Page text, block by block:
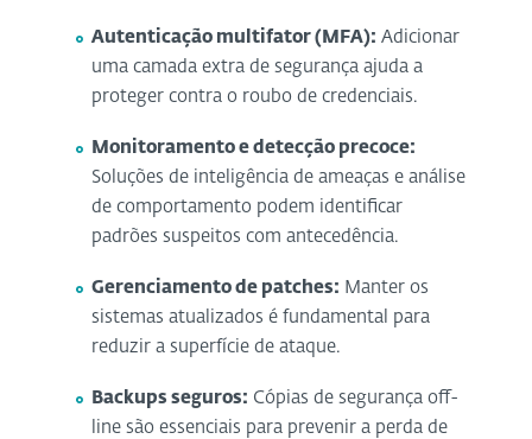
Autenticação multifator (MFA): Adicionar
uma camada extra de segurança ajuda a
proteger contra o roubo de credenciais.
Monitoramento e detecção precoce:
Soluções de inteligência de ameaças e análise
de comportamento podem identificar
padrões suspeitos com antecedência.
Gerenciamento de patches: Manter os
sistemas atualizados é fundamental para
reduzir a superfície de ataque.
Backups seguros: Cópias de segurança off-
line são essenciais para prevenir a perda de